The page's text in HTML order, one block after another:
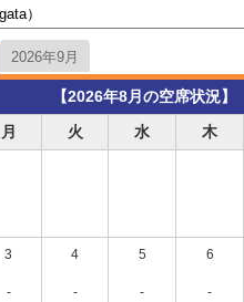
2026年9月
【2026年8月の空席状況】
月 火 水 木
3
-
4
-
5
-
6
-